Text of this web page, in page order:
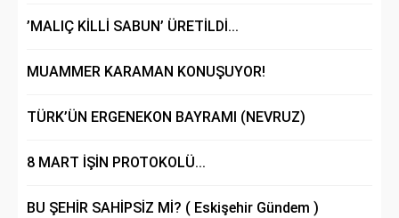
’MALIÇ KİLLİ SABUN’ ÜRETİLDİ...
MUAMMER KARAMAN KONUŞUYOR!
TÜRK’ÜN ERGENEKON BAYRAMI (NEVRUZ)
8 MART İŞİN PROTOKOLÜ...
BU ŞEHİR SAHİPSİZ Mİ? ( Eskişehir Gündem )